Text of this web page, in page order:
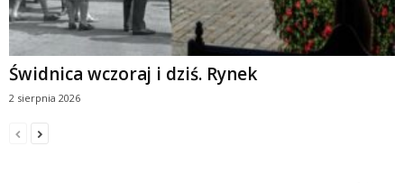
Świdnica wczoraj i dziś. Rynek
2 sierpnia 2026